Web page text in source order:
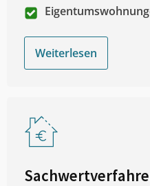
Weiterlesen